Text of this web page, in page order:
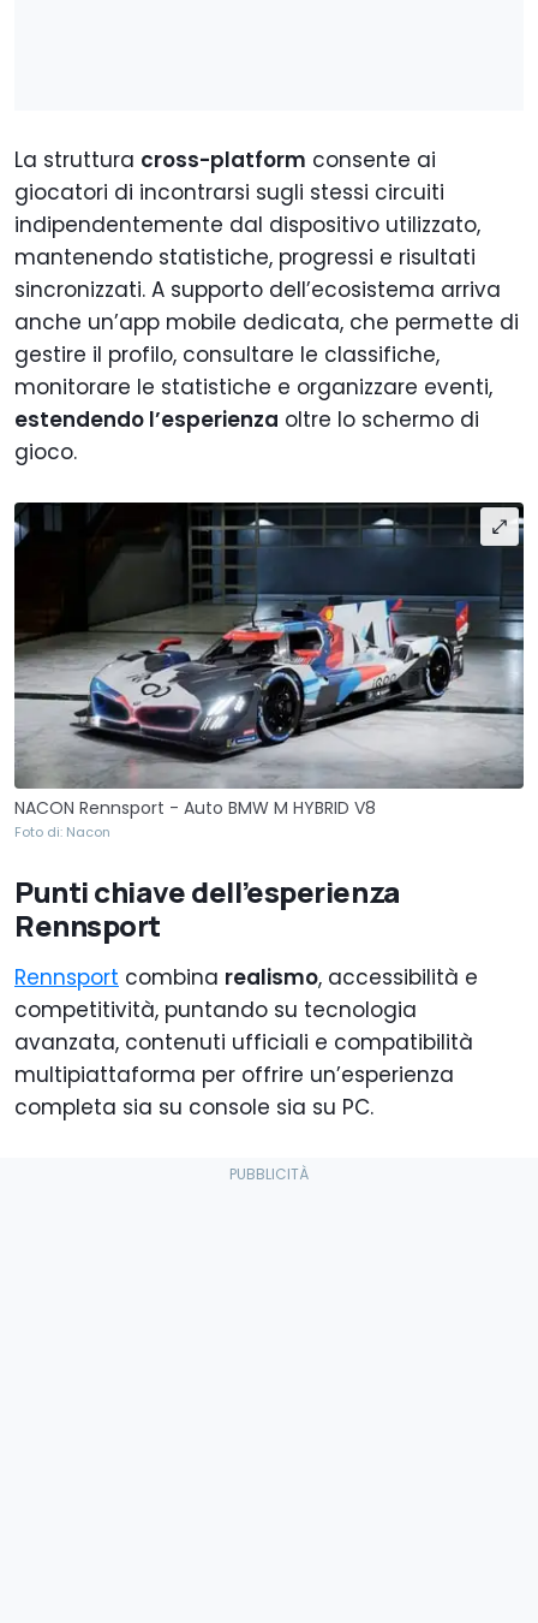
La struttura cross-platform consente ai
giocatori di incontrarsi sugli stessi circuiti
indipendentemente dal dispositivo utilizzato,
mantenendo statistiche, progressi e risultati
sincronizzati. A supporto dell’ecosistema arriva
anche un’app mobile dedicata, che permette di
gestire il profilo, consultare le classifiche,
monitorare le statistiche e organizzare eventi,
estendendo l’esperienza oltre lo schermo di
gioco.
NACON Rennsport - Auto BMW M HYBRID V8
Foto di: Nacon
Punti chiave dell’esperienza
Rennsport
Rennsport combina realismo, accessibilità e
competitività, puntando su tecnologia
avanzata, contenuti ufficiali e compatibilità
multipiattaforma per offrire un’esperienza
completa sia su console sia su PC.